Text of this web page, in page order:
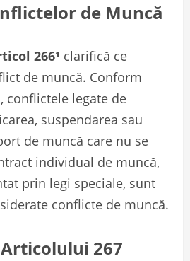
de Muncă
266¹ clarifică ce
de muncă. Conform
conflictele legate de
suspendarea sau
de muncă care nu se
individual de muncă,
prin legi speciale, sunt
conflicte de muncă.
267